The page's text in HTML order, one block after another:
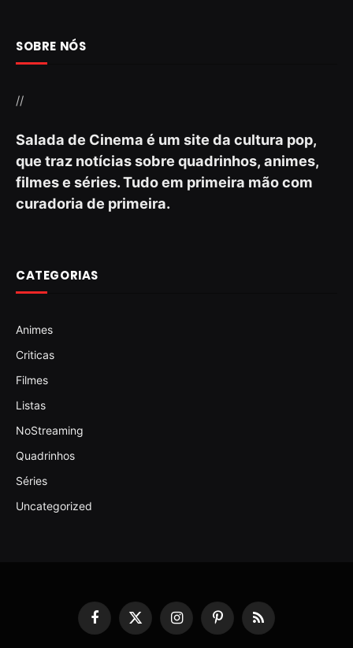
SOBRE NÓS
//
Salada de Cinema é um site da cultura pop,
que traz notícias sobre quadrinhos, animes,
filmes e séries. Tudo em primeira mão com
curadoria de primeira.
CATEGORIAS
Animes
Criticas
Filmes
Listas
NoStreaming
Quadrinhos
Séries
Uncategorized
Facebook
X
(Twitter)
InstagramPinterestRSS